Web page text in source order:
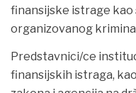
finansijske istrage
organizovanog
Predstavnici/ce
finansijskih istraga,